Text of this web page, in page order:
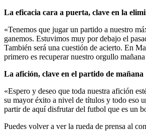
La eficacia cara a puerta, clave en la
«Tenemos que jugar un partido a nuestro
ganemos. Estuvimos muy por debajo el
También será una cuestión de acierto. En
primero es recuperar nuestro orgullo
La afición, clave en el partido de mañana
«Espero y deseo que toda nuestra afición
su mayor éxito a nivel de títulos y todo eso
partir de aquí disfrutar del futbol que es un
Puedes volver a ver la rueda de prensa al